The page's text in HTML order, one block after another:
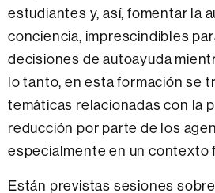
estudiantes y, así, fomentar la
conciencia, imprescindibles
decisiones de autoayuda
lo tanto, en esta formación se
temáticas relacionadas con la
reducción por parte de los
especialmente en un contexto
Están previstas sesiones